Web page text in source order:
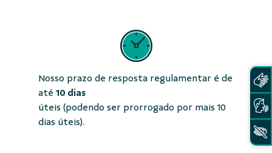
Nosso prazo de resposta regulamentar é de
até 10 dias
úteis (podendo ser prorrogado por mais 10
dias úteis).